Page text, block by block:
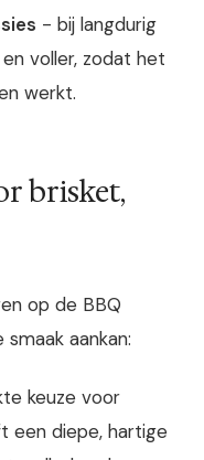
- bij langdurig
voller, zodat het
werkt.
brisket,
op de BBQ
aankan:
keuze voor
een diepe, hartige